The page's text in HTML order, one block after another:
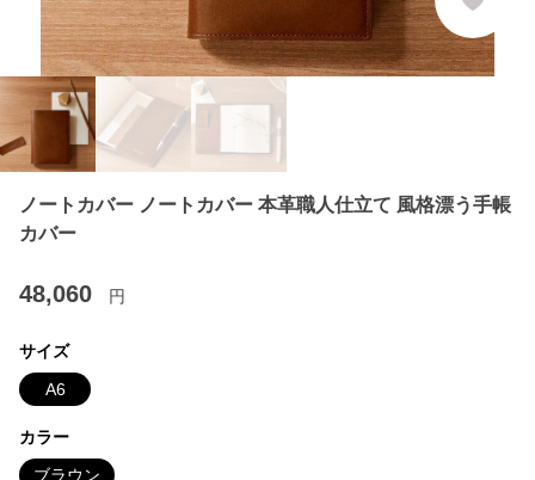
ノートカバー ノートカバー 本革職人仕立て 風格漂う手帳
カバー
48,060 円
サイズ
A6
カラー
ブラウン